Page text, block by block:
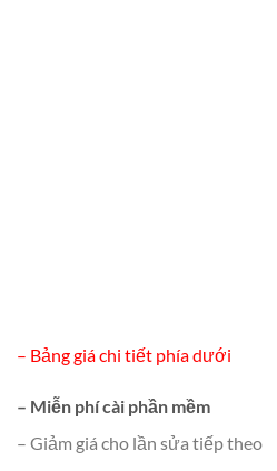
– Bảng giá chi tiết phía dưới
– Miễn phí cài phần mềm
– Giảm giá cho lần sửa tiếp theo